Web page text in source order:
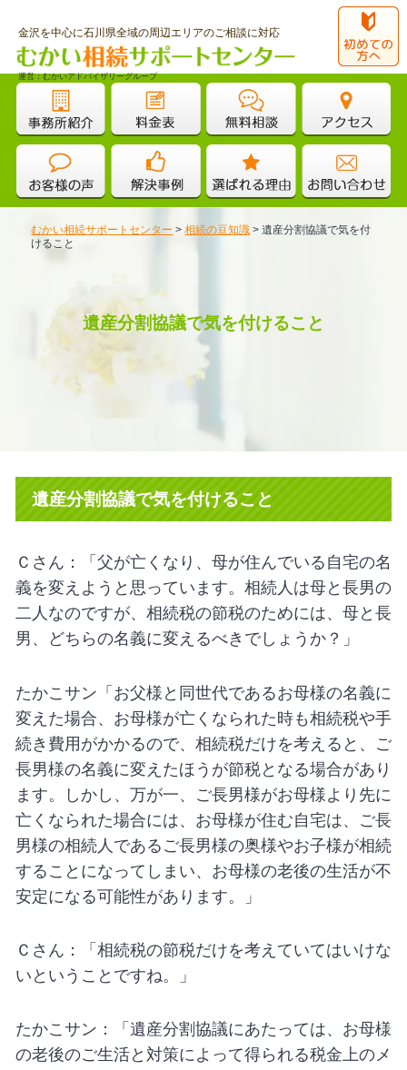
金沢を中心に石川県全域の周辺エリアのご相談に対応
運営：むかいアドバイザリーグループ
むかい相続サポートセンター >相続の豆知識 >遺産分割協議で気を付
けること
遺産分割協議で気を付けること
遺産分割協議で気を付けること
Ｃさん：「父が亡くなり、母が住んでいる自宅の名
義を変えようと思っています。相続人は母と長男の
二人なのですが、相続税の節税のためには、母と長
男、どちらの名義に変えるべきでしょうか？」
たかこサン「お父様と同世代であるお母様の名義に
変えた場合、お母様が亡くなられた時も相続税や手
続き費用がかかるので、相続税だけを考えると、ご
長男様の名義に変えたほうが節税となる場合があり
ます。しかし、万が一、ご長男様がお母様より先に
亡くなられた場合には、お母様が住む自宅は、ご長
男様の相続人であるご長男様の奥様やお子様が相続
することになってしまい、お母様の老後の生活が不
安定になる可能性があります。」
Ｃさん：「相続税の節税だけを考えていてはいけな
いということですね。」
たかこサン：「遺産分割協議にあたっては、お母様
の老後のご生活と対策によって得られる税金上のメ